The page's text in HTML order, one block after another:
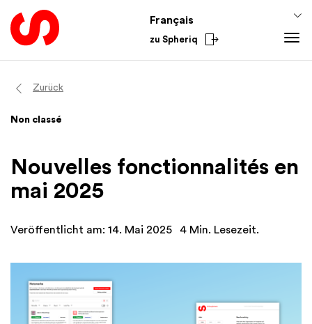
Français
zu Spheriq
Répertoire
Recherche
Outils de collecte de fonds
Conseils pour la collecte de fonds
Finances
Academy
Du secteur
International
Zurück
Non classé
Nouvelles fonctionnalités en
mai 2025
Veröffentlicht am: 14. Mai 2025 4 Min. Lesezeit.